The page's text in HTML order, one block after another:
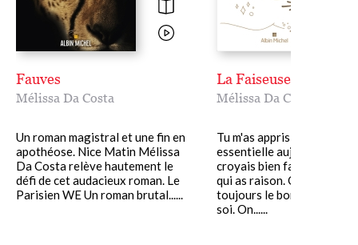
Fauves
Mélissa Da Costa
Un roman magistral et une fin en
apothéose. Nice Matin Mélissa
Da Costa relève hautement le
défi de cet audacieux roman. Le
Parisien WE Un roman brutal......
La Faiseuse d'étoiles
Mélissa Da Costa
Tu m'as appris une leçon
essentielle aujourd'hui. Je
croyais bien faire, mais
qui as raison. On cherche
toujours le bonheur loin
soi. On......